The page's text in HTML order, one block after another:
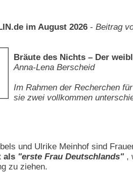
im August 2026 - Beitrag
Bräute des Nichts – Der
Anna-Lena Berscheid
Im Rahmen der Recherchen
sie zwei vollkommen
und Ulrike Meinhof sind
als "erste Frau Deutschlands" ,
zu ziehen.